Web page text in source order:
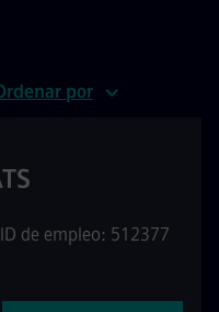
por
ID de empleo: 512377